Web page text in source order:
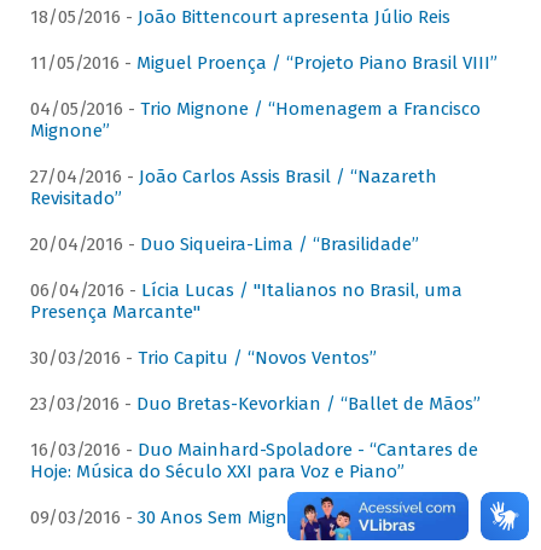
18/05/2016 - João Bittencourt apresenta Júlio Reis
11/05/2016 - Miguel Proença / “Projeto Piano Brasil VIII”
04/05/2016 - Trio Mignone / “Homenagem a Francisco
Mignone”
27/04/2016 - João Carlos Assis Brasil / “Nazareth
Revisitado”
20/04/2016 - Duo Siqueira-Lima / “Brasilidade”
06/04/2016 - Lícia Lucas / "Italianos no Brasil, uma
Presença Marcante"
30/03/2016 - Trio Capitu / “Novos Ventos”
23/03/2016 - Duo Bretas-Kevorkian / “Ballet de Mãos”
16/03/2016 - Duo Mainhard-Spoladore - “Cantares de
Hoje: Música do Século XXI para Voz e Piano”
09/03/2016 - 30 Anos Sem Mignone